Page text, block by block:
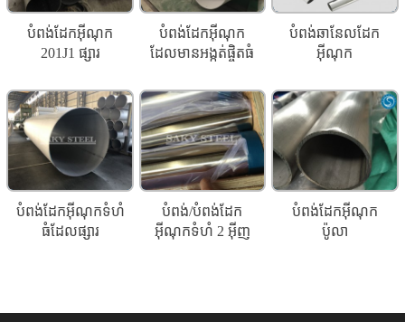
បំពង់ដែកអ៊ីណុក
201J1 ផ្សារ
បំពង់ដែកអ៊ីណុក
ដែលមានអង្កត់ផ្ចិតធំ
បំពង់ឆានែលដែក
អ៊ីណុក
បំពង់ដែកអ៊ីណុកទំហំ
ធំដែលផ្សារ
បំពង់/បំពង់ដែក
អ៊ីណុកទំហំ 2 អ៊ីញ
បំពង់ដែកអ៊ីណុក
ប៉ូលា